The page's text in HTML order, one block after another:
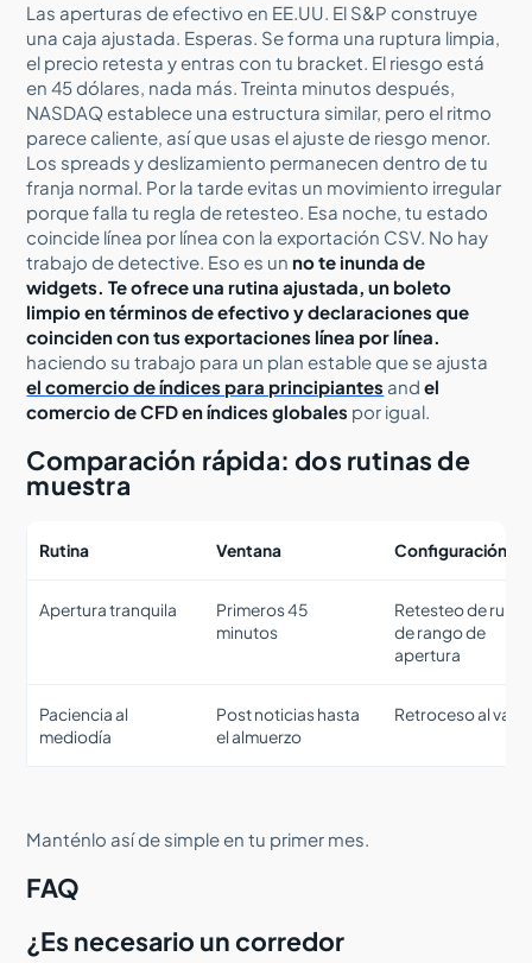
Las aperturas de efectivo en EE.UU. El S&P construye
una caja ajustada. Esperas. Se forma una ruptura limpia,
el precio retesta y entras con tu bracket. El riesgo está
en 45 dólares, nada más. Treinta minutos después,
NASDAQ establece una estructura similar, pero el ritmo
parece caliente, así que usas el ajuste de riesgo menor.
Los spreads y deslizamiento permanecen dentro de tu
franja normal. Por la tarde evitas un movimiento irregular
porque falla tu regla de retesteo. Esa noche, tu estado
coincide línea por línea con la exportación CSV. No hay
trabajo de detective. Eso es un no te inunda de
widgets. Te ofrece una rutina ajustada, un boleto
limpio en términos de efectivo y declaraciones que
coinciden con tus exportaciones línea por línea.
haciendo su trabajo para un plan estable que se ajusta
el comercio de índices para principiantes andel
comercio de CFD en índices globales por igual.
Comparación rápida: dos rutinas de
muestra
Rutina Ventana Configuración
Apertura tranquila
Primeros 45
minutos
Retesteo de
de rango de
apertura
Paciencia al
mediodía
Post noticias hasta
el almuerzo
Retroceso al valor
Manténlo así de simple en tu primer mes.
FAQ
¿Es necesario un corredor